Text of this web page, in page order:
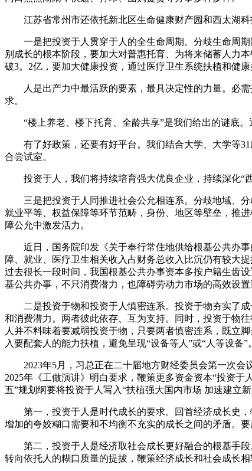
江苏省常州市还依托新北区生命健康财产园和西太湖科
一是把投资于人贯穿于人的全生命周期。分歧生命周期
别成长的根本阶段，要加大对普惠托育、为将来储蓄人力
破3。2亿，要加大健康投资，通过医疗卫生系统扶植和健
人是出产力中最活跃的要素，最具决定性的力量。必需
求。
“楼上养老、楼下托育、全龄共享”是我们给出的谜底。
有了好政策，还要有好平台。我们结合大学、大学等31
合尝试室。
投资于人，我们将持续培育强大优良企业，持续深化“西
三是把投资于人同推进社会公允相连系。分歧地域、分
就业平等、权益保障等环节范畴，身份、地区等壁垒，推
障公允中激发活力。
近日，国务院印发《关于奉行常住地供给根基公共办事
障、就业、医疗卫生相关收入占财务总收入比沉仍有较大
过去很长一段时间，我国根基公共办事资本多按户籍生齿
基公共办事，不只消费潜力，也障碍劳动力市场的高效设
二是投资于物和投资于人慎密连系。投资于物夯实了成
和消费潜力。两者彼此依存、互为支持。同时，投资于物
人并不料味着要减弱投资于物，只要两者慎密连系，既立
入要配套人的能力扶植，避免呈现“设备等人”或“人等设备
2023年5月，习总正在二十届地方财经委员会第一次会议
2025年《工做演讲》明白要求，鞭策更多资金资本“投资
五”规划纲要将投资于人写入“扶植强大国内市场 加速建立
第一，投资于人是时代成长的要求。回首经济成长史，
增加的夸姣糊口需要和不均衡不充实的成长之间的矛盾。
第二，投资于人是经济取社会成长更好融合的根基手段
转向依托人的糊口质量的提拔，鞭策经济成长和社会成长相